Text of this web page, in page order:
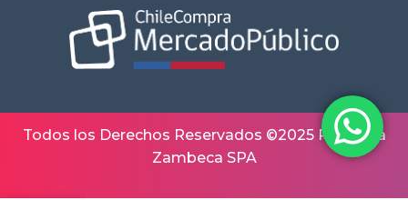
Todos los Derechos Reservados ©2025 Robótica
Zambeca SPA